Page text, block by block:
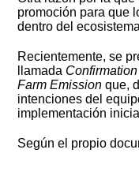
promoción para que
dentro del
Recientemente, se
llamada
Farm Emission que,
intenciones del
implementación
Según el propio